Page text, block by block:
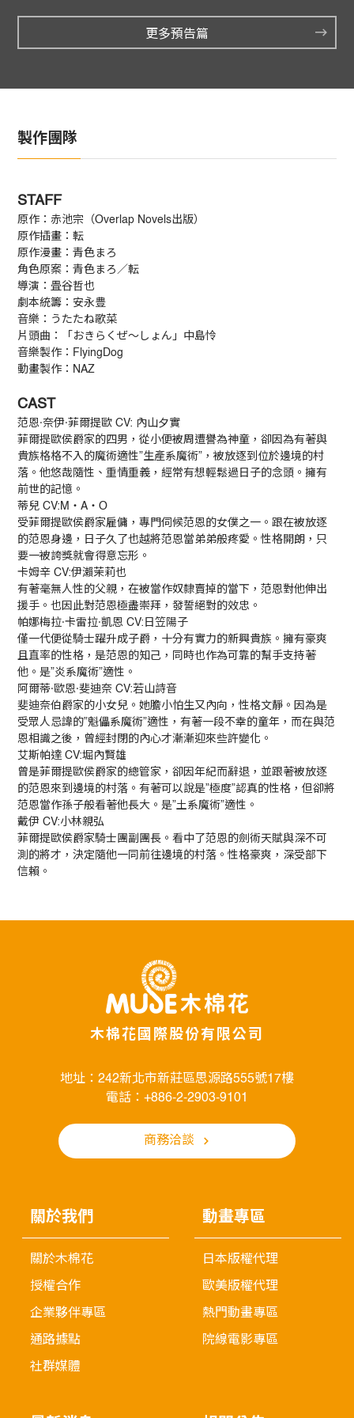
更多預告篇
製作團隊
STAFF
原作：赤池宗（Overlap Novels出版）
原作插畫：転
原作漫畫：青色まろ
角色原案：青色まろ／転
導演：畳谷哲也
劇本統籌：安永豊
音樂：うたたね歌菜
片頭曲：「おきらくぜ～しょん」中島怜
音樂製作：FlyingDog
動畫製作：NAZ
CAST
范恩·奈伊·菲爾提歐 CV: 內山夕實
菲爾提歐侯爵家的四男，從小便被周遭譽為神童，卻因為有著與
貴族格格不入的魔術適性”生產系魔術”，被放逐到位於邊境的村
落。他悠哉隨性、重情重義，經常有想輕鬆過日子的念頭。擁有
前世的記憶。
蒂兒 CV:M・A・O
受菲爾提歐侯爵家雇傭，專門伺候范恩的女僕之一。跟在被放逐
的范恩身邊，日子久了也越將范恩當弟弟般疼愛。性格開朗，只
要一被誇獎就會得意忘形。
卡姆辛 CV:伊瀨茉莉也
有著毫無人性的父親，在被當作奴隸賣掉的當下，范恩對他伸出
援手。也因此對范恩極盡崇拜，發誓絕對的效忠。
帕娜梅拉·卡雷拉·凱恩 CV:日笠陽子
僅一代便從騎士躍升成子爵，十分有實力的新興貴族。擁有豪爽
且直率的性格，是范恩的知己，同時也作為可靠的幫手支持著
他。是”炎系魔術”適性。
阿爾蒂·歐恩·斐迪奈 CV:若山詩音
斐迪奈伯爵家的小女兒。她膽小怕生又內向，性格文靜。因為是
受眾人忌諱的”魁儡系魔術”適性，有著一段不幸的童年，而在與范
恩相識之後，曾經封閉的內心才漸漸迎來些許變化。
艾斯帕達 CV:堀內賢雄
曾是菲爾提歐侯爵家的總管家，卻因年紀而辭退，並跟著被放逐
的范恩來到邊境的村落。有著可以說是”極度”認真的性格，但卻將
范恩當作孫子般看著他長大。是”土系魔術”適性。
戴伊 CV:小林親弘
菲爾提歐侯爵家騎士團副團長。看中了范恩的劍術天賦與深不可
測的將才，決定隨他一同前往邊境的村落。性格豪爽，深受部下
信賴。
木棉花國際股份有限公司
地址：242新北市新莊區思源路555號17樓
電話：+886-2-2903-9101
商務洽談
關於我們
關於木棉花
授權合作
企業夥伴專區
通路據點
社群媒體
動畫專區
日本版權代理
歐美版權代理
熱門動畫專區
院線電影專區